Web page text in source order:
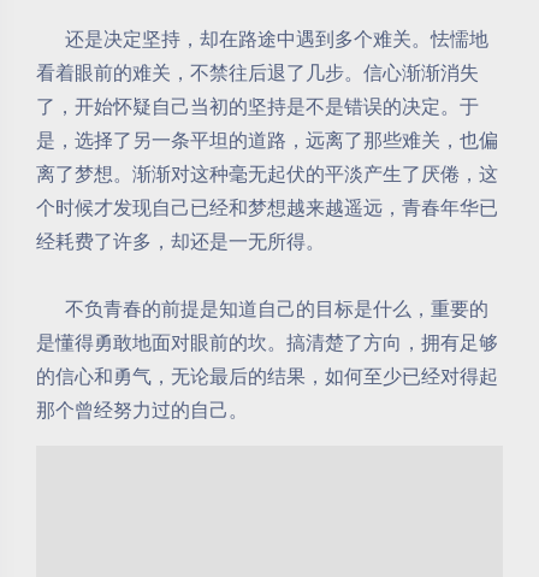
还是决定坚持，却在路途中遇到多个难关。怯懦地
看着眼前的难关，不禁往后退了几步。信心渐渐消失
了，开始怀疑自己当初的坚持是不是错误的决定。于
是，选择了另一条平坦的道路，远离了那些难关，也偏
离了梦想。渐渐对这种毫无起伏的平淡产生了厌倦，这
个时候才发现自己已经和梦想越来越遥远，青春年华已
经耗费了许多，却还是一无所得。
不负青春的前提是知道自己的目标是什么，重要的
是懂得勇敢地面对眼前的坎。搞清楚了方向，拥有足够
的信心和勇气，无论最后的结果，如何至少已经对得起
那个曾经努力过的自己。